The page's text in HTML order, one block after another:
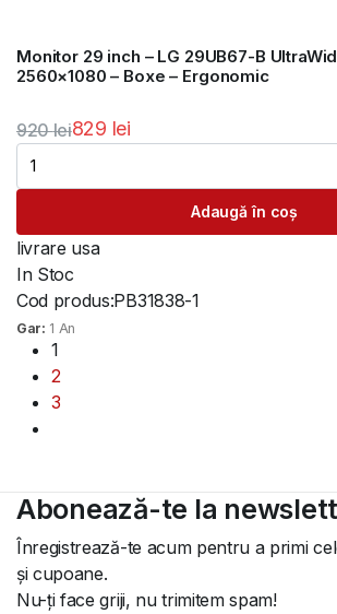
Monitor 29 inch – LG 29UB67-B
2560×1080 – Boxe – Ergonomic
920lei
Prețul
inițial
fost:
920 lei.
829 lei
Prețul
curent
829 lei.
Adaugă în coș
livrare usa
In Stoc
Cod produs:PB31838-1
Gar: 1 An
1
2
3
Abonează-te la
Înregistrează-te acum pentru a primi
și cupoane.
Nu-ți face griji, nu trimitem spam!